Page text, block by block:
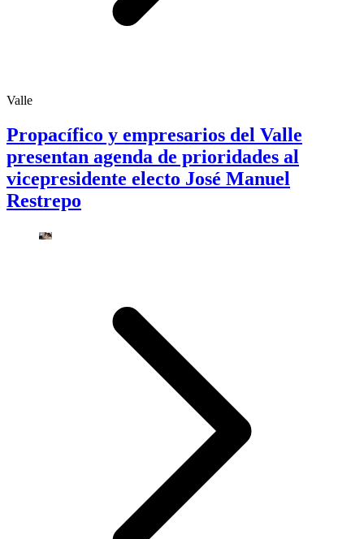
Valle
Propacífico y empresarios del Valle
presentan agenda de prioridades al
vicepresidente electo José Manuel
Restrepo